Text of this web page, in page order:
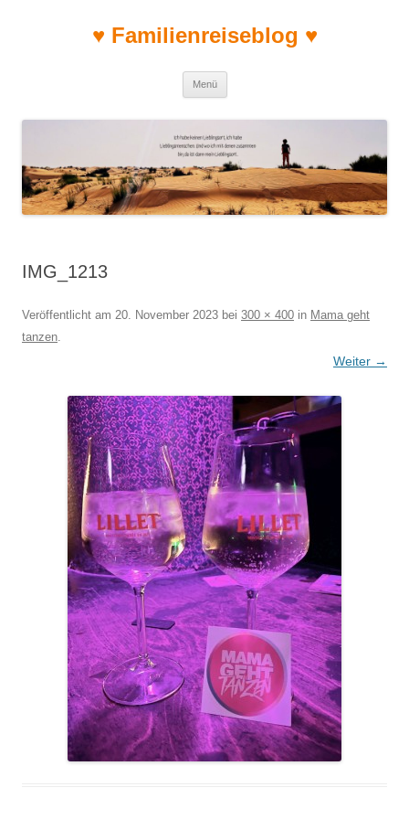
♥ Familienreiseblog ♥
Menü
IMG_1213
Veröffentlicht am 20. November 2023 bei 300 × 400 in Mama geht
tanzen.
Weiter →